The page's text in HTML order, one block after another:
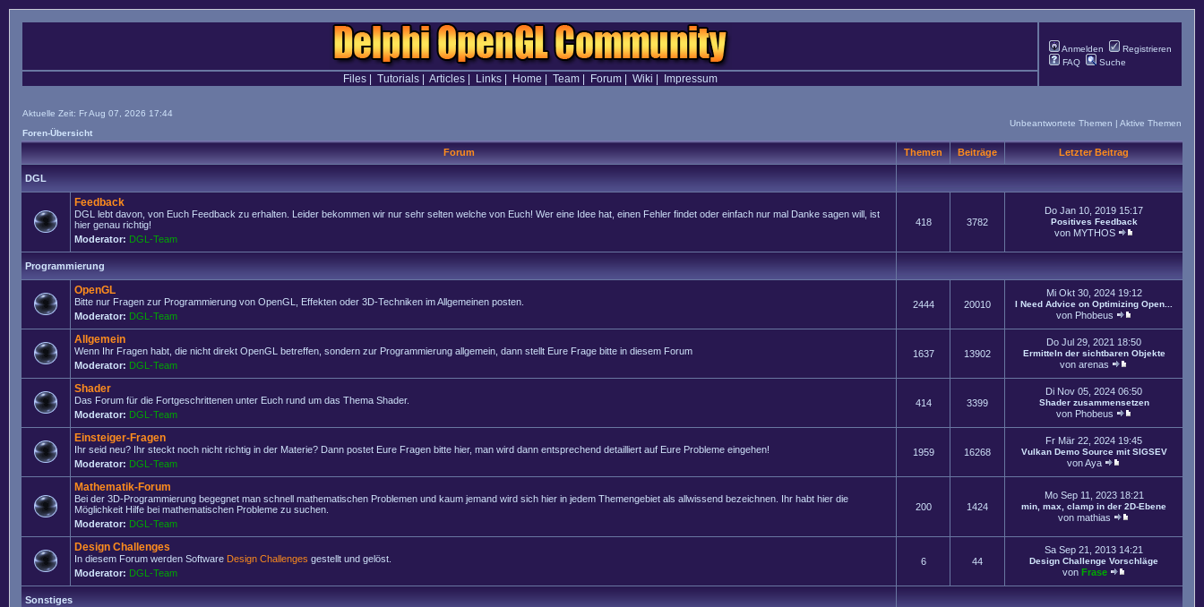
Anmelden
Registrieren
FAQ
Suche
Files| Tutorials| Articles| Links| Home Team| Forum| Wiki Impressum
Aktuelle Zeit: Fr Aug 07, 2026 17:44
Foren-Übersicht
Unbeantwortete Themen | Aktive Themen
Forum Themen Beiträge Letzter Beitrag
DGL
Feedback
DGL lebt davon, von Euch Feedback zu erhalten. Leider bekommen wir nur sehr selten welche von Euch! Wer eine Idee hat, einen Fehler findet oder einfach nur mal Danke sagen will, ist
hier genau richtig!
Moderator: DGL-Team
418 3782
Do Jan 10, 2019 15:17
Positives Feedback
von MYTHOS
Programmierung
OpenGL
Bitte nur Fragen zur Programmierung von OpenGL, Effekten oder 3D-Techniken im Allgemeinen posten.
Moderator: DGL-Team
2444 20010
Mi Okt 30, 2024 19:12
I Need Advice on Optimizing Open...
von Phobeus
Allgemein
Wenn Ihr Fragen habt, die nicht direkt OpenGL betreffen, sondern zur Programmierung allgemein, dann stellt Eure Frage bitte in diesem Forum
Moderator: DGL-Team
1637 13902
Do Jul 29, 2021 18:50
Ermitteln der sichtbaren Objekte
von arenas
Shader
Das Forum für die Fortgeschrittenen unter Euch rund um das Thema Shader.
Moderator: DGL-Team
414 3399
Di Nov 05, 2024 06:50
Shader zusammensetzen
von Phobeus
Einsteiger-Fragen
Ihr seid neu? Ihr steckt noch nicht richtig in der Materie? Dann postet Eure Fragen bitte hier, man wird dann entsprechend detailliert auf Eure Probleme eingehen!
Moderator: DGL-Team
1959 16268
Fr Mär 22, 2024 19:45
Vulkan Demo Source mit SIGSEV
vonAya
Mathematik-Forum
Bei der 3D-Programmierung begegnet man schnell mathematischen Problemen und kaum jemand wird sich hier in jedem Themengebiet als allwissend bezeichnen. Ihr habt hier die
Möglichkeit Hilfe bei mathematischen Probleme zu suchen.
Moderator: DGL-Team
200 1424
Mo Sep 11, 2023 18:21
min, max, clamp in der 2D-Ebene
von mathias
Design Challenges
In diesem Forum werden Software Design Challenges gestellt und gelöst.
Moderator: DGL-Team
6 44
Sa Sep 21, 2013 14:21
Design Challenge Vorschläge
von Frase
Sonstiges